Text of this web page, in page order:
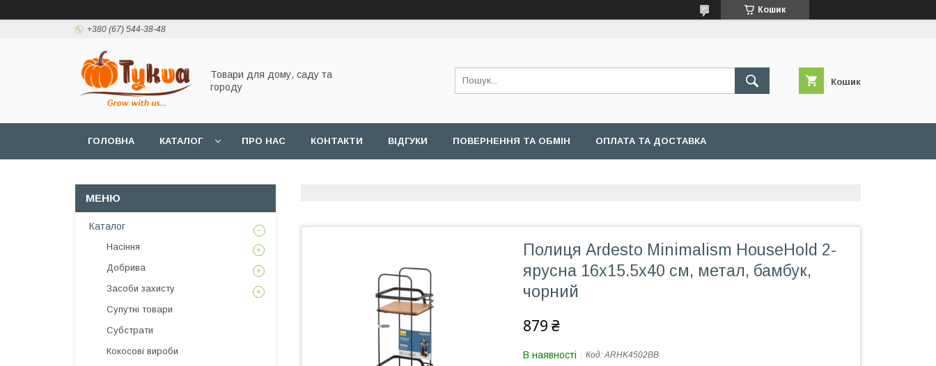
Кошик
+380 (67) 544-38-48
Товари для дому, саду та
городу
Кошик
ГОЛОВНА КАТАЛОГ ПРО НАС КОНТАКТИ ВІДГУКИ ПОВЕРНЕННЯ ТА ОБМІН ОПЛАТА ТА ДОСТАВКА
Полиця Ardesto Minimalism HouseHold 2-
ярусна 16х15.5х40 см, метал, бамбук,
чорний
879 ₴
В наявності Код:ARHK4502BB
Каталог
Насіння
Добрива
Засоби захисту
Супутні товари
Субстрати
Кокосові вироби